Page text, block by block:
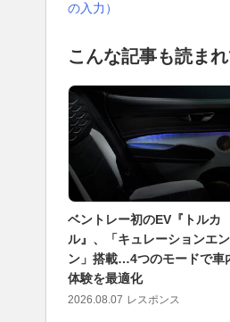
の入力）
こんな記事も読ま
ベントレー初のEV『トルカ
ル』、「キュレーションエ
ン」搭載…4つのモードで車
体験を最適化
2026.08.07 レスポンス